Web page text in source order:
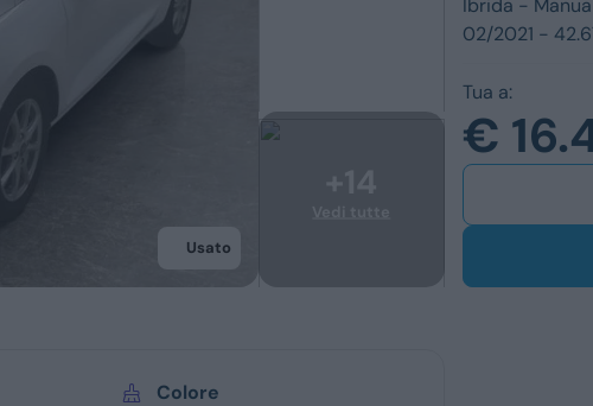
Ford
Opel
Usato
Veicoli
Usato
Ibrida -
02/2021 -
Tua a:
€
Colore